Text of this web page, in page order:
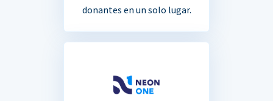
donantes en un solo lugar.